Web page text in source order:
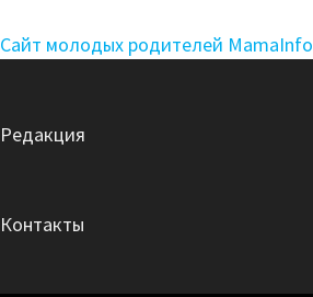
Сайт молодых родителей MamaInfo
Редакция
Контакты